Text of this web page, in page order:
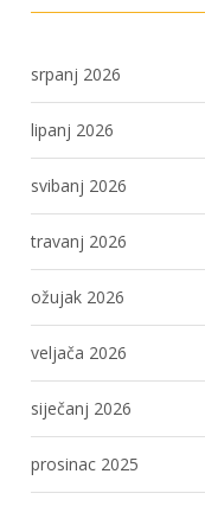
srpanj 2026
lipanj 2026
svibanj 2026
travanj 2026
ožujak 2026
veljača 2026
siječanj 2026
prosinac 2025